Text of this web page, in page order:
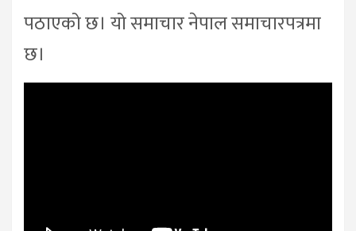
पठाएको छ। यो समाचार नेपाल समाचारपत्रमा
छ।